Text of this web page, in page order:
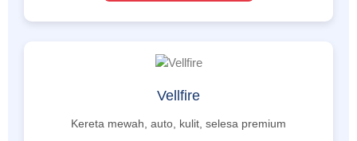
Vellfire
Kereta mewah, auto, kulit, selesa premium